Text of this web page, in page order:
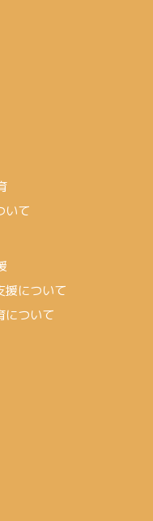
いて
援について
について